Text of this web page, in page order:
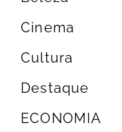
Cinema
Cultura
Destaque
ECONOMIA